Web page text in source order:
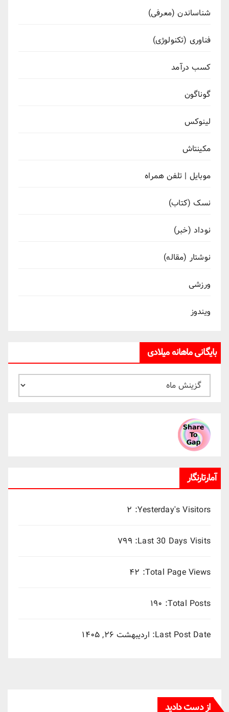
شناساندن (معرفی)
فناوری (تکنولوژی)
کسب درآمد
گوناگون
لینوکس
مکینتاش
موبایل | تلفن همراه
نسک (کتاب)
نوداد (خبر)
نوشتار (مقاله)
ورزشی
ویندوز
بایگانی ماهانه میلادی
بایگانی
ماهانه
آمارتارنگار
Yesterday's Visitors: ۲
Last 30 Days Visits: ۷۹۹
Total Page Views: ۴۲
Total Posts: ۱۹۰
Last Post Date: اردیبهشت ۲۶, ۱۴۰۵
از دست دادید